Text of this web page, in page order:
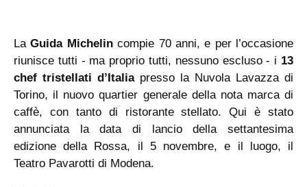
LaGuida Michelincompie 70 anni, e per l’occasione
riunisce tutti - ma proprio tutti, nessuno escluso - i 13
chef tristellati d’Italiapresso la Nuvola Lavazza di
Torino, il nuovo quartier generale della nota marca di
caffè, con tanto di ristorante stellato. Qui è stato
annunciata la data di lancio della settantesima
edizione della Rossa, il 5 novembre, e il luogo, il
Teatro Pavarotti di Modena.